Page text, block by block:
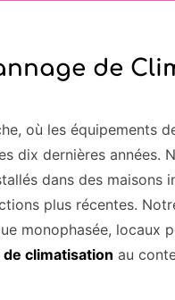
de
où les équipements
dix dernières années.
dans des maisons
plus récentes.
monophasée, locaux
climatisation au